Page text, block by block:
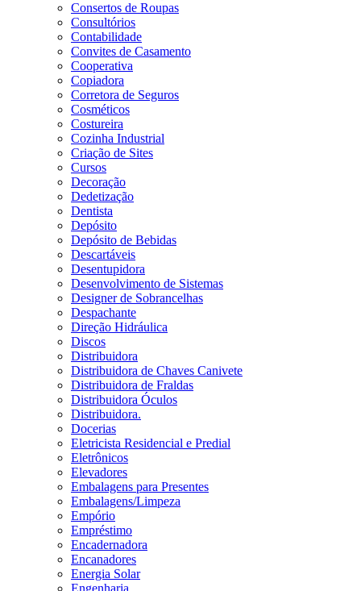
Consertos de Roupas
Consultórios
Contabilidade
Convites de Casamento
Cooperativa
Copiadora
Corretora de Seguros
Cosméticos
Costureira
Cozinha Industrial
Criação de Sites
Cursos
Decoração
Dedetização
Dentista
Depósito
Depósito de Bebidas
Descartáveis
Desentupidora
Desenvolvimento de Sistemas
Designer de Sobrancelhas
Despachante
Direção Hidráulica
Discos
Distribuidora
Distribuidora de Chaves Canivete
Distribuidora de Fraldas
Distribuidora Óculos
Distribuidora.
Docerias
Eletricista Residencial e Predial
Eletrônicos
Elevadores
Embalagens para Presentes
Embalagens/Limpeza
Empório
Empréstimo
Encadernadora
Encanadores
Energia Solar
Engenharia